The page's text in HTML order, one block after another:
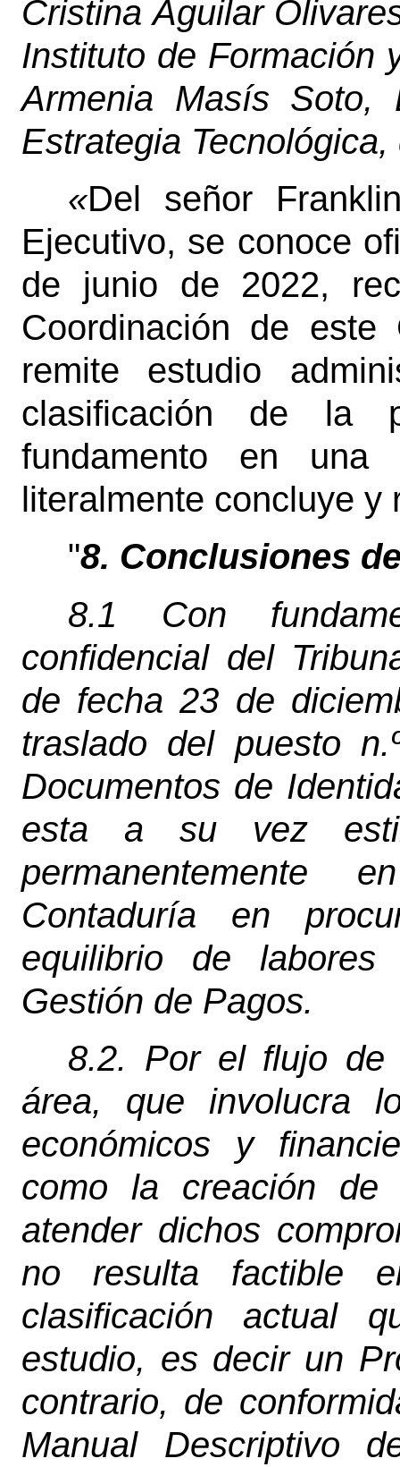
Cristina Aguilar
Instituto de Formación
Armenia Masís Soto,
Estrategia
«Del señor
Ejecutivo, se conoce
de junio de 2022,
Coordinación de
remite estudio
clasificación de la
fundamento en una
literalmente concluye y
"8. Conclusiones
8.1 Con
confidencial del
de fecha 23 de
traslado del puesto
Documentos de
esta a su vez
permanentemente
Contaduría en
equilibrio de
Gestión de Pagos.
8.2. Por el flujo de
área, que involucra
económicos y
como la creación de
atender dichos
no resulta factible
clasificación actual
estudio, es decir un
contrario, de
Manual Descriptivo